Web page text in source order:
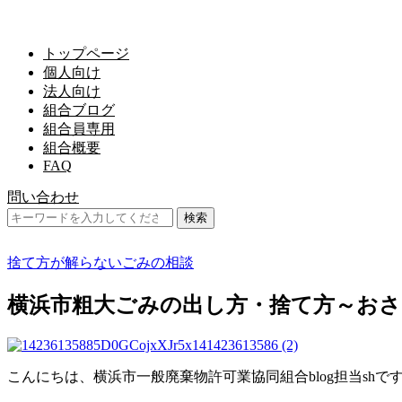
トップページ
個人向け
法人向け
組合ブログ
組合員専用
組合概要
FAQ
問い合わせ
捨て方が解らないごみの相談
横浜市粗大ごみの出し方・捨て方～お
こんにちは、横浜市一般廃棄物許可業協同組合blog担当shです